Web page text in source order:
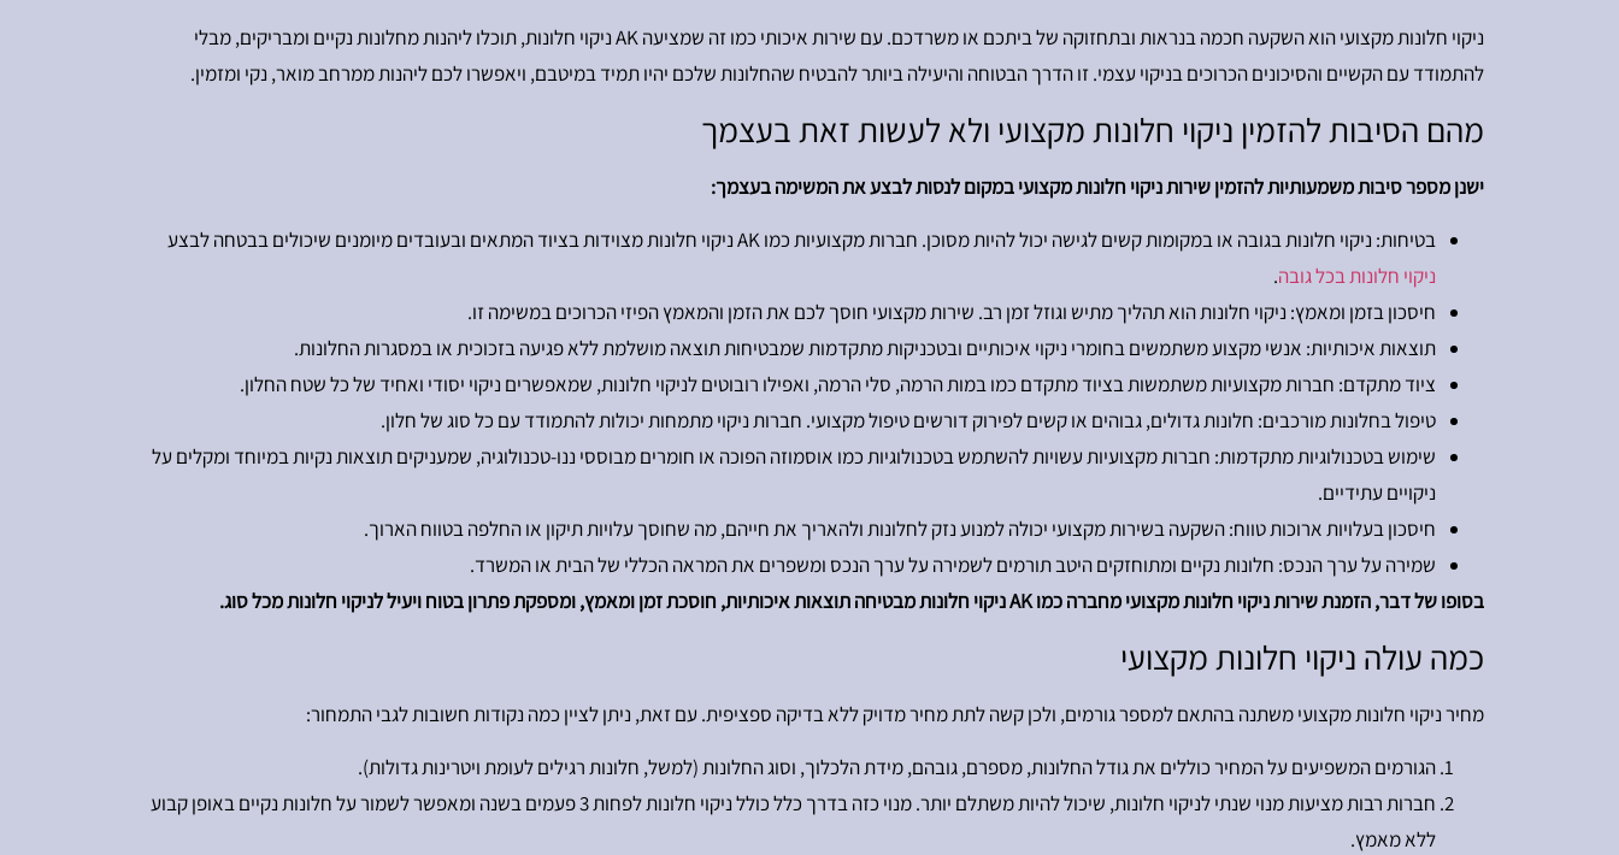
ניקוי חלונות מקצועי הוא השקעה חכמה בנראות ובתחזוקה של ביתכם או משרדכם. עם שירות איכותי כמו זה שמציעה AK ניקוי חלונות, תוכלו ליהנות מחלונות נקיים ומבריקים, מבלי
להתמודד עם הקשיים והסיכונים הכרוכים בניקוי עצמי. זו הדרך הבטוחה והיעילה ביותר להבטיח שהחלונות שלכם יהיו תמיד במיטבם, ויאפשרו לכם ליהנות ממרחב מואר, נקי ומזמין.
מהם הסיבות להזמין ניקוי חלונות מקצועי ולא לעשות זאת בעצמך
ישנן מספר סיבות משמעותיות להזמין שירות ניקוי חלונות מקצועי במקום לנסות לבצע את המשימה בעצמך:
בטיחות: ניקוי חלונות בגובה או במקומות קשים לגישה יכול להיות מסוכן. חברות מקצועיות כמו AK ניקוי חלונות מצוידות בציוד המתאים ובעובדים מיומנים שיכולים בבטחה לבצע
ניקוי חלונות בכל גובה.
חיסכון בזמן ומאמץ: ניקוי חלונות הוא תהליך מתיש וגוזל זמן רב. שירות מקצועי חוסך לכם את הזמן והמאמץ הפיזי הכרוכים במשימה זו.
תוצאות איכותיות: אנשי מקצוע משתמשים בחומרי ניקוי איכותיים ובטכניקות מתקדמות שמבטיחות תוצאה מושלמת ללא פגיעה בזכוכית או במסגרות החלונות.
ציוד מתקדם: חברות מקצועיות משתמשות בציוד מתקדם כמו במות הרמה, סלי הרמה, ואפילו רובוטים לניקוי חלונות, שמאפשרים ניקוי יסודי ואחיד של כל שטח החלון.
טיפול בחלונות מורכבים: חלונות גדולים, גבוהים או קשים לפירוק דורשים טיפול מקצועי. חברות ניקוי מתמחות יכולות להתמודד עם כל סוג של חלון.
שימוש בטכנולוגיות מתקדמות: חברות מקצועיות עשויות להשתמש בטכנולוגיות כמו אוסמוזה הפוכה או חומרים מבוססי ננו-טכנולוגיה, שמעניקים תוצאות נקיות במיוחד ומקלים על
ניקויים עתידיים.
חיסכון בעלויות ארוכות טווח: השקעה בשירות מקצועי יכולה למנוע נזק לחלונות ולהאריך את חייהם, מה שחוסך עלויות תיקון או החלפה בטווח הארוך.
שמירה על ערך הנכס: חלונות נקיים ומתוחזקים היטב תורמים לשמירה על ערך הנכס ומשפרים את המראה הכללי של הבית או המשרד.
בסופו של דבר, הזמנת שירות ניקוי חלונות מקצועי מחברה כמו AK ניקוי חלונות מבטיחה תוצאות איכותיות, חוסכת זמן ומאמץ, ומספקת פתרון בטוח ויעיל לניקוי חלונות מכל סוג.
כמה עולה ניקוי חלונות מקצועי
מחיר ניקוי חלונות מקצועי משתנה בהתאם למספר גורמים, ולכן קשה לתת מחיר מדויק ללא בדיקה ספציפית. עם זאת, ניתן לציין כמה נקודות חשובות לגבי התמחור:
הגורמים המשפיעים על המחיר כוללים את גודל החלונות, מספרם, גובהם, מידת הלכלוך, וסוג החלונות (למשל, חלונות רגילים לעומת ויטרינות גדולות).
חברות רבות מציעות מנוי שנתי לניקוי חלונות, שיכול להיות משתלם יותר. מנוי כזה בדרך כלל כולל ניקוי חלונות לפחות 3 פעמים בשנה ומאפשר לשמור על חלונות נקיים באופן קבוע
ללא מאמץ.